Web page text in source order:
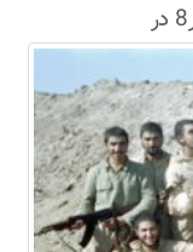
مصاحبۀ رزمندگان خمینی‌شهری لشکر8 در